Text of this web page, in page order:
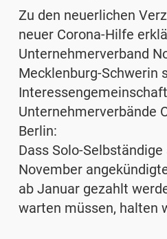
Zu den neuerlichen
neuer Corona-Hilfe
Unternehmerverband
Mecklenburg-Schwerin
Unternehmerverbände
Berlin:
Dass Solo-
November
ab Januar gezahlt
warten müssen, halten